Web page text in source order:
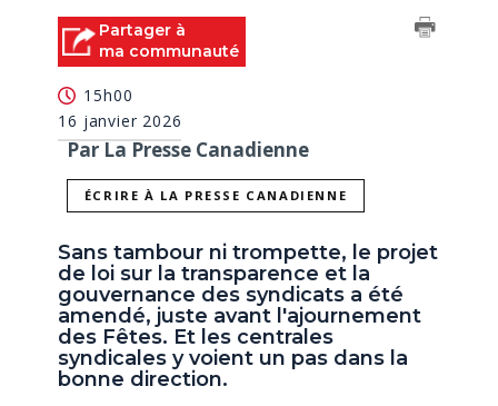
Partager à
ma communauté
15h00
16 janvier 2026
Par La Presse Canadienne
ÉCRIRE À LA PRESSE CANADIENNE
Sans tambour ni trompette, le projet
de loi sur la transparence et la
gouvernance des syndicats a été
amendé, juste avant l'ajournement
des Fêtes. Et les centrales
syndicales y voient un pas dans la
bonne direction.